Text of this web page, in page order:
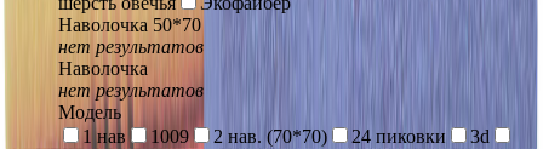
Наволочка 50*70
нет результатов
Наволочка
нет результатов
Модель
1 нав
1009 2 нав. (70*70) 24 пиковки
3d